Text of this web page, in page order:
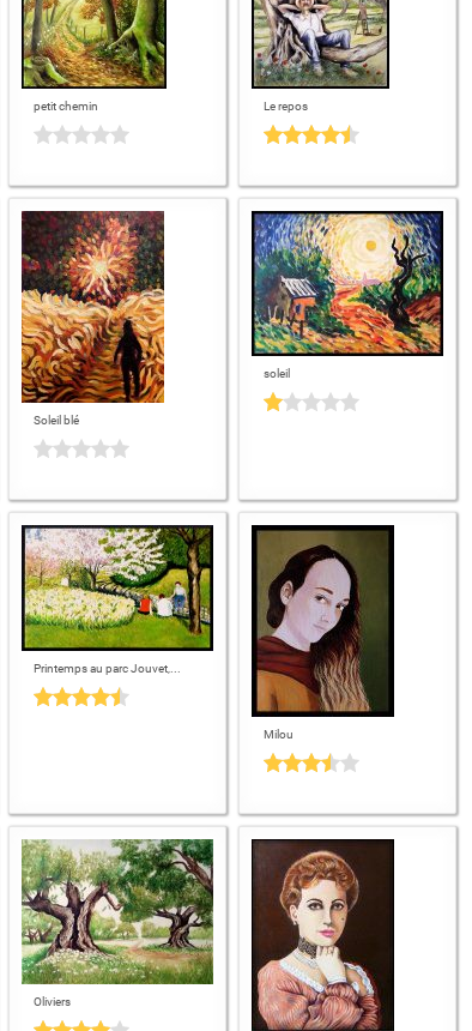
petit chemin Le repos
Soleil blé
soleil
Printemps au parc Jouvet,...
Milou
Oliviers